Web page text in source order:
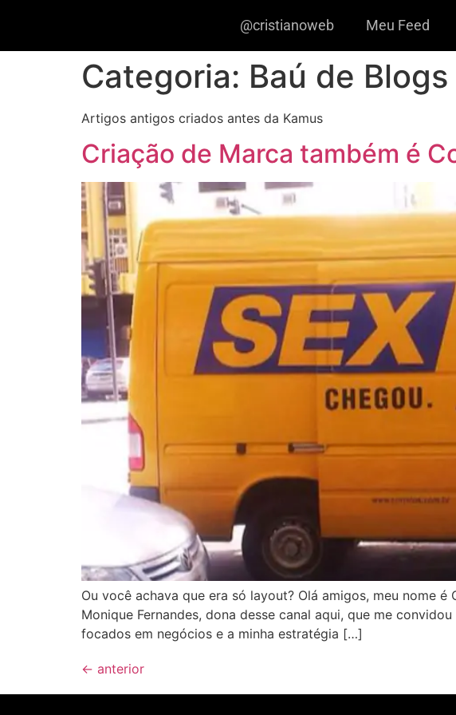
@cristianoweb Meu Feed
Categoria: Baú de Blogs
Artigos antigos criados antes da Kamus
Criação de Marca também é
Ou você achava que era só layout? Olá amigos, meu nome
Monique Fernandes, dona desse canal aqui, que me
focados em negócios e a minha estratégia […]
← anterior